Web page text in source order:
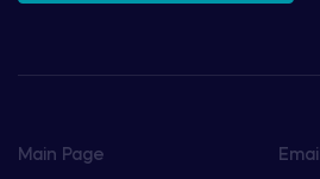
Main Page Email